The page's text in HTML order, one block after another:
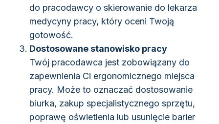
do pracodawcy o skierowanie do lekarza
medycyny pracy, który oceni Twoją
gotowość.
Dostosowane stanowisko pracy
Twój pracodawca jest zobowiązany do
zapewnienia Ci ergonomicznego miejsca
pracy. Może to oznaczać dostosowanie
biurka, zakup specjalistycznego sprzętu,
poprawę oświetlenia lub usunięcie barier